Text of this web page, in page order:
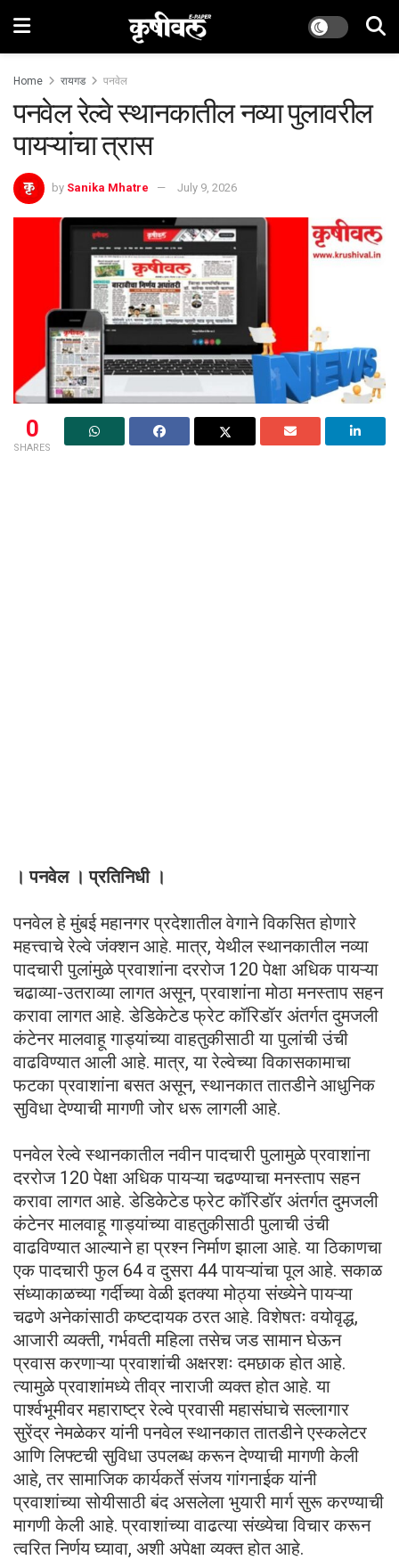
Home रायगड पनवेल
पनवेल रेल्वे स्थानकातील नव्या पुलावरील
पायऱ्यांचा त्रास
by Sanika Mhatre July 9, 2026
0
SHARES
। पनवेल । प्रतिनिधी ।
पनवेल हे मुंबई महानगर प्रदेशातील वेगाने विकसित होणारे
महत्त्वाचे रेल्वे जंक्शन आहे. मात्र, येथील स्थानकातील नव्या
पादचारी पुलांमुळे प्रवाशांना दररोज 120 पेक्षा अधिक पायऱ्या
चढाव्या-उतराव्या लागत असून, प्रवाशांना मोठा मनस्ताप सहन
करावा लागत आहे. डेडिकेटेड फ्रेट कॉरिडॉर अंतर्गत दुमजली
कंटेनर मालवाहू गाड्यांच्या वाहतुकीसाठी या पुलांची उंची
वाढविण्यात आली आहे. मात्र, या रेल्वेच्या विकासकामाचा
फटका प्रवाशांना बसत असून, स्थानकात तातडीने आधुनिक
सुविधा देण्याची मागणी जोर धरू लागली आहे.
पनवेल रेल्वे स्थानकातील नवीन पादचारी पुलामुळे प्रवाशांना
दररोज 120 पेक्षा अधिक पायऱ्या चढण्याचा मनस्ताप सहन
करावा लागत आहे. डेडिकेटेड फ्रेट कॉरिडॉर अंतर्गत दुमजली
कंटेनर मालवाहू गाड्यांच्या वाहतुकीसाठी पुलाची उंची
वाढविण्यात आल्याने हा प्रश्न निर्माण झाला आहे. या ठिकाणचा
एक पादचारी फुल 64 व दुसरा 44 पायऱ्यांचा पूल आहे. सकाळ
संध्याकाळच्या गर्दीच्या वेळी इतक्या मोठ्या संख्येने पायऱ्या
चढणे अनेकांसाठी कष्टदायक ठरत आहे. विशेषतः वयोवृद्ध,
आजारी व्यक्ती, गर्भवती महिला तसेच जड सामान घेऊन
प्रवास करणाऱ्या प्रवाशांची अक्षरशः दमछाक होत आहे.
त्यामुळे प्रवाशांमध्ये तीव्र नाराजी व्यक्त होत आहे. या
पार्श्वभूमीवर महाराष्ट्र रेल्वे प्रवासी महासंघाचे सल्लागार
सुरेंद्र नेमळेकर यांनी पनवेल स्थानकात तातडीने एस्कलेटर
आणि लिफ्टची सुविधा उपलब्ध करून देण्याची मागणी केली
आहे, तर सामाजिक कार्यकर्ते संजय गांगनाईक यांनी
प्रवाशांच्या सोयीसाठी बंद असलेला भुयारी मार्ग सुरू करण्याची
मागणी केली आहे. प्रवाशांच्या वाढत्या संख्येचा विचार करून
त्वरित निर्णय घ्यावा, अशी अपेक्षा व्यक्त होत आहे.